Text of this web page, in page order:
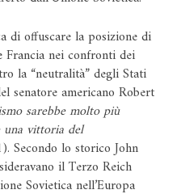
di offuscare la posizione di
Francia nei confronti dei
la “neutralità” degli Stati
senatore americano Robert
sarebbe molto più
vittoria del
Secondo lo storico John
il Terzo Reich
Sovietica nell’Europa